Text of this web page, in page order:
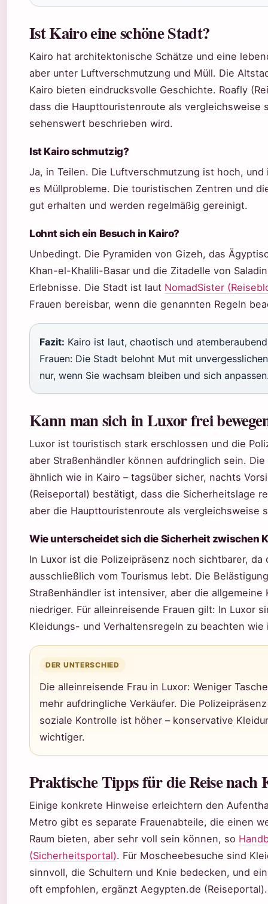
Ist Kairo eine schöne Stadt?
Kairo hat architektonische Schätze und eine
aber unter Luftverschmutzung und Müll. Die
Kairo bieten eindrucksvolle Geschichte. Roafly
dass die Haupttouristenroute als vergleichsweise
sehenswert beschrieben wird.
Ist Kairo schmutzig?
Ja, in Teilen. Die Luftverschmutzung ist hoch, und
es Müllprobleme. Die touristischen Zentren und
gut erhalten und werden regelmäßig gereinigt.
Lohnt sich ein Besuch in Kairo?
Unbedingt. Die Pyramiden von Gizeh, das
Khan-el-Khalili-Basar und die Zitadelle von
Erlebnisse. Die Stadt ist laut NomadSister
Frauen bereisbar, wenn die genannten Regeln
Fazit: Kairo ist laut, chaotisch und
Frauen: Die Stadt belohnt Mut mit
nur, wenn Sie wachsam bleiben und sich
Kann man sich in Luxor frei
Luxor ist touristisch stark erschlossen und die
aber Straßenhändler können aufdringlich sein.
ähnlich wie in Kairo – tagsüber sicher, nachts
(Reiseportal) bestätigt, dass die Sicherheitslage
aber die Haupttouristenroute als vergleichsweise
Wie unterscheidet sich die Sicherheit zwischen
In Luxor ist die Polizeipräsenz noch sichtbarer, da
ausschließlich vom Tourismus lebt. Die
Straßenhändler ist intensiver, aber die allgemeine
niedriger. Für alleinreisende Frauen gilt: In Luxor
Kleidungs- und Verhaltensregeln zu beachten wie
DER UNTERSCHIED
Die alleinreisende Frau in Luxor: Weniger
mehr aufdringliche Verkäufer. Die
soziale Kontrolle ist höher – konservative
wichtiger.
Praktische Tipps für die Reise nach
Einige konkrete Hinweise erleichtern den
Metro gibt es separate Frauenabteile, die einen
Raum bieten, aber sehr voll sein können, so
(Sicherheitsportal). Für Moscheebesuche sind
sinnvoll, die Schultern und Knie bedecken, und
oft empfohlen, ergänzt Aegypten.de (Reiseportal).